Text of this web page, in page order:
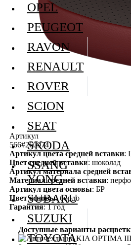
Артикул
566#260974
Артикул цвета средней вставки:
Цвет средней вставки: шоколад
Артикул материала средней
Материал средней вставки:
Артикул цвета основы: БР
Цвет основы: бордо
Гарантия: 1 год
Доступные варианты
OPEL
PEUGEOT
RAVON
RENAULT
ROVER
SCION
SEAT
SKODA
SSANG
YONG
SUBARU
SUZUKI
TOYOTA